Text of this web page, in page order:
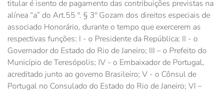
titular é isento de pagamento das contribuições previstas na
alínea “a” do Art.55 º. § 3º Gozam dos direitos especiais de
associado Honorário, durante o tempo que exercerem as
respectivas funções: I - o Presidente da República; II - o
Governador do Estado do Rio de Janeiro; III – o Prefeito do
Município de Teresópolis; IV - o Embaixador de Portugal,
acreditado junto ao governo Brasileiro; V - o Cônsul de
Portugal no Consulado do Estado do Rio de Janeiro; VI –